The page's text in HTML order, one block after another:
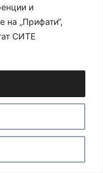
и
на „Прифати“,
СИТЕ